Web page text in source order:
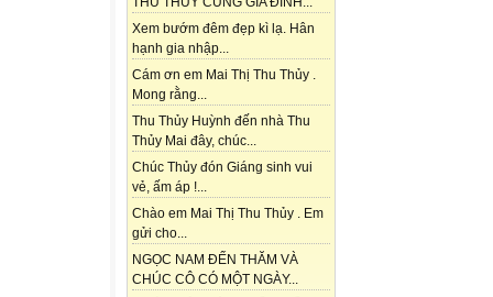
Xem bướm đêm đẹp kì lạ. Hân
hạnh gia nhập...
Cám ơn em Mai Thị Thu Thủy .
Mong rằng...
Thu Thủy Huỳnh đến nhà Thu
Thủy Mai đây, chúc...
Chúc Thủy đón Giáng sinh vui
vẻ, ấm áp !...
Chào em Mai Thị Thu Thủy . Em
gửi cho...
NGỌC NAM ĐẾN THĂM VÀ
CHÚC CÔ CÓ MỘT NGÀY...